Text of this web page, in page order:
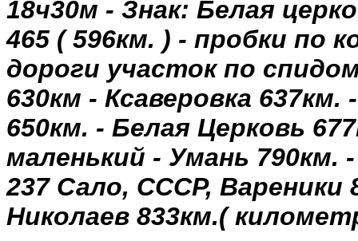
18ч30м - Знак: Белая
465 (596км. ) - пробки по
дороги участок по
630км - Ксаверовка 637км.
650км. - Белая Церковь
маленький - Умань 790км.
237 Сало, СССР, Вареники
Николаев 833км.(